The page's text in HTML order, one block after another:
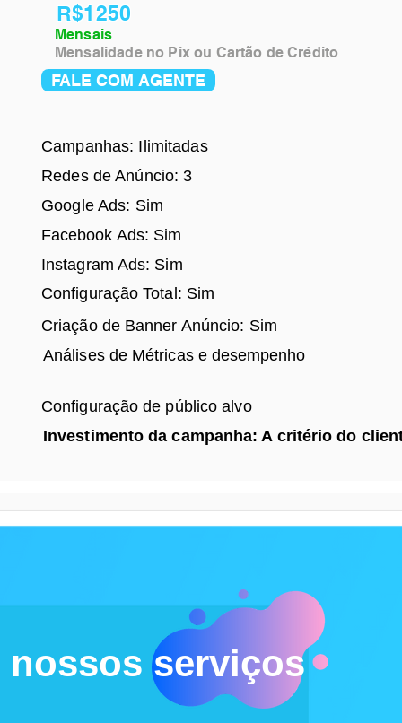
R$1250
Mensais
Mensalidade no Pix ou Cartão de Crédito
FALE COM AGENTE
Campanhas: Ilimitadas
Redes de Anúncio: 3
Google Ads: Sim
Facebook Ads: Sim
Instagram Ads: Sim
Configuração Total: Sim
Criação de Banner Anúncio: Sim
Análises de Métricas e desempenho
Configuração de público alvo
Investimento da campanha: A critério do
nossos serviços